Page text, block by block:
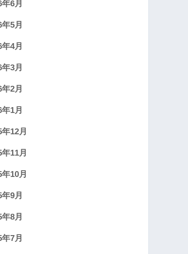
6月
5月
4月
3月
2月
1月
12月
11月
10月
9月
8月
7月